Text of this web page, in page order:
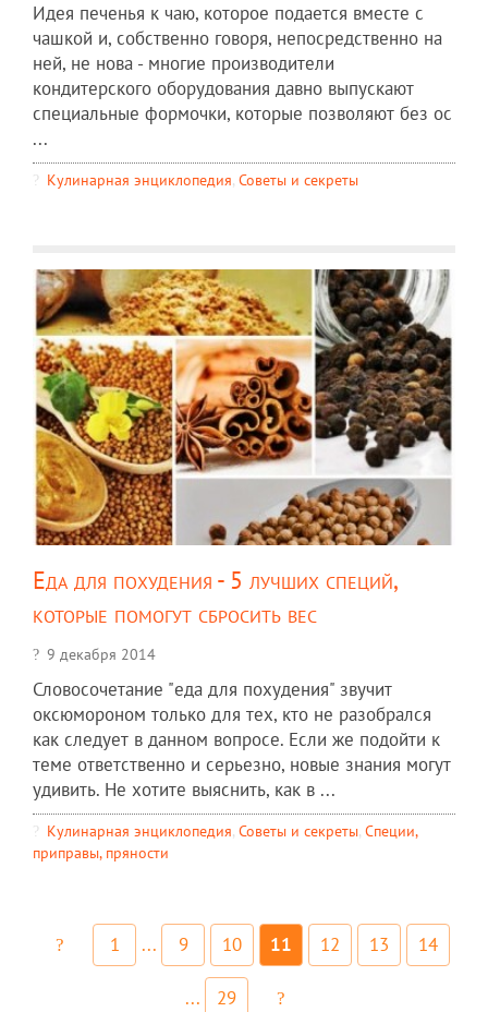
Идея печенья к чаю, которое подается вместе с
чашкой и, собственно говоря, непосредственно на
ней, не нова - многие производители
кондитерского оборудования давно выпускают
специальные формочки, которые позволяют без ос
...
Кулинарная энциклопедия, Советы и секреты
Еда для похудения - 5 лучших специй,
которые помогут сбросить вес
9 декабря 2014
Словосочетание "еда для похудения" звучит
оксюмороном только для тех, кто не разобрался
как следует в данном вопросе. Если же подойти к
теме ответственно и серьезно, новые знания могут
удивить. Не хотите выяснить, как в ...
Кулинарная энциклопедия, Советы и секреты, Специи,
приправы, пряности
1 ... 9 10 11 12 13 14
... 29